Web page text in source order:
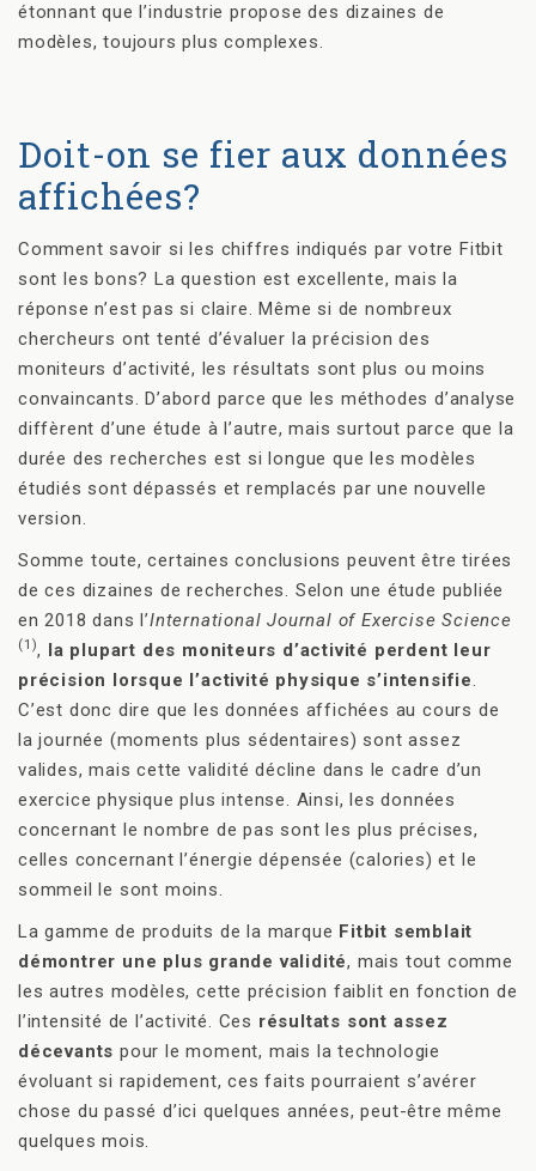
étonnant que l’industrie propose des dizaines de
modèles, toujours plus complexes.
Doit-on se fier aux données
affichées?
Comment savoir si les chiffres indiqués par votre Fitbit
sont les bons? La question est excellente, mais la
réponse n’est pas si claire. Même si de nombreux
chercheurs ont tenté d’évaluer la précision des
moniteurs d’activité, les résultats sont plus ou moins
convaincants. D’abord parce que les méthodes d’analyse
diffèrent d’une étude à l’autre, mais surtout parce que la
durée des recherches est si longue que les modèles
étudiés sont dépassés et remplacés par une nouvelle
version.
Somme toute, certaines conclusions peuvent être tirées
de ces dizaines de recherches. Selon une étude publiée
en 2018 dans l’International Journal of Exercise Science
(1), la plupart des moniteurs d’activité perdent leur
précision lorsque l’activité physique s’intensifie
C’est donc dire que les données affichées au cours de
la journée (moments plus sédentaires) sont assez
valides, mais cette validité décline dans le cadre d’un
exercice physique plus intense. Ainsi, les données
concernant le nombre de pas sont les plus précises,
celles concernant l’énergie dépensée (calories) et le
sommeil le sont moins.
La gamme de produits de la marque Fitbit semblait
démontrer une plus grande validité, mais tout comme
les autres modèles, cette précision faiblit en fonction de
l’intensité de l’activité. Ces résultats sont assez
décevants pour le moment, mais la technologie
évoluant si rapidement, ces faits pourraient s’avérer
chose du passé d’ici quelques années, peut-être même
quelques mois.